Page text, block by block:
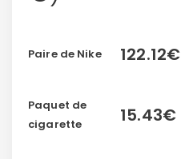
Paire de Nike 122.12€
Paquet de
cigarette
15.43€